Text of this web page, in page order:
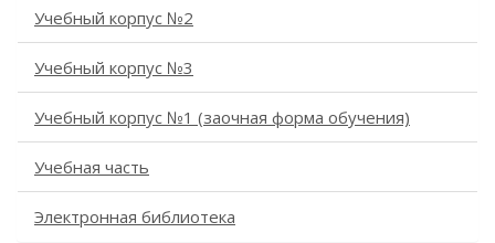
Учебный корпус №2
Учебный корпус №3
Учебный корпус №1 (заочная форма обучения)
Учебная часть
Электронная библиотека